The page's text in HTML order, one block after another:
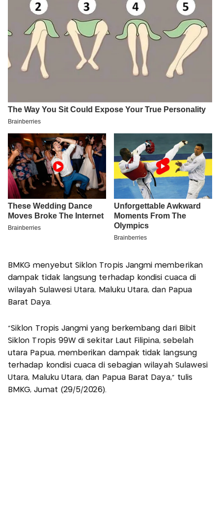
BMKG menyebut Siklon Tropis Jangmi memberikan
dampak tidak langsung terhadap kondisi cuaca di
wilayah Sulawesi Utara, Maluku Utara, dan Papua
Barat Daya.
“Siklon Tropis Jangmi yang berkembang dari Bibit
Siklon Tropis 99W di sekitar Laut Filipina, sebelah
utara Papua, memberikan dampak tidak langsung
terhadap kondisi cuaca di sebagian wilayah Sulawesi
Utara, Maluku Utara, dan Papua Barat Daya,” tulis
BMKG, Jumat (29/5/2026).